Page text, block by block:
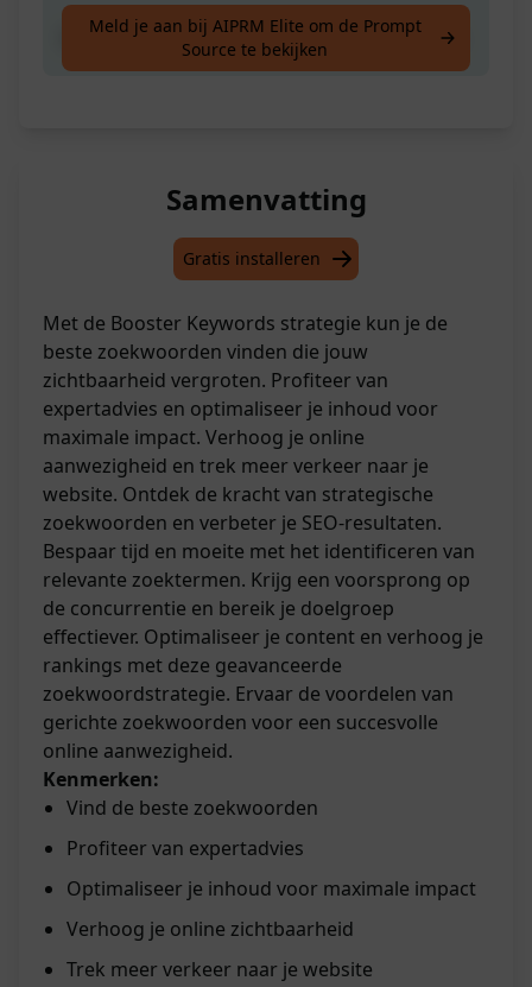
Ontvang Jouw Expert Trefwoorden Strategie
Meld je aan bij AIPRM Elite om de Prompt
Source te bekijken
Samenvatting
Gratis installeren
Met de Booster Keywords strategie kun je de
beste zoekwoorden vinden die jouw
zichtbaarheid vergroten. Profiteer van
expertadvies en optimaliseer je inhoud voor
maximale impact. Verhoog je online
aanwezigheid en trek meer verkeer naar je
website. Ontdek de kracht van strategische
zoekwoorden en verbeter je SEO-resultaten.
Bespaar tijd en moeite met het identificeren van
relevante zoektermen. Krijg een voorsprong op
de concurrentie en bereik je doelgroep
effectiever. Optimaliseer je content en verhoog je
rankings met deze geavanceerde
zoekwoordstrategie. Ervaar de voordelen van
gerichte zoekwoorden voor een succesvolle
online aanwezigheid.
Kenmerken:
Vind de beste zoekwoorden
Profiteer van expertadvies
Optimaliseer je inhoud voor maximale impact
Verhoog je online zichtbaarheid
Trek meer verkeer naar je website